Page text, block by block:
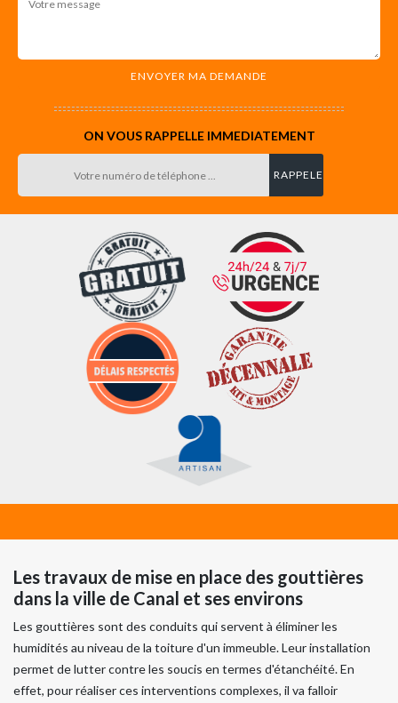
ON VOUS RAPPELLE IMMEDIATEMENT
Les travaux de mise en place des gouttières
dans la ville de Canal et ses environs
Les gouttières sont des conduits qui servent à éliminer les
humidités au niveau de la toiture d'un immeuble. Leur installation
permet de lutter contre les soucis en termes d'étanchéité. En
effet, pour réaliser ces interventions complexes, il va falloir